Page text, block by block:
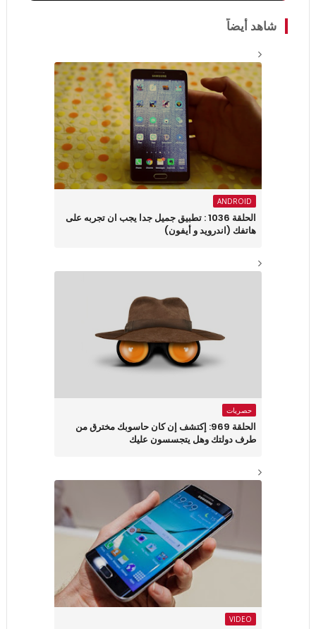
شاهد أيضاً
ANDROID
الحلقة 1036 : تطبيق جميل جدا يجب ان تجربه على
هاتفك (اندرويد و أيفون)
حصريات
الحلقة 969: إكتشف إن كان حاسوبك مخترق من
طرف دولتك وهل يتجسسون عليك
VIDEO